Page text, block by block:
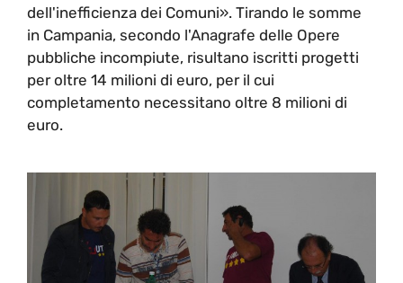
dell'inefficienza dei Comuni». Tirando le somme
in Campania, secondo l'Anagrafe delle Opere
pubbliche incompiute, risultano iscritti progetti
per oltre 14 milioni di euro, per il cui
completamento necessitano oltre 8 milioni di
euro.